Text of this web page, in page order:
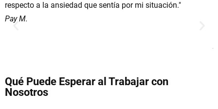
respecto a la ansiedad que sentía por mi situación."
Pay M.
Qué Puede Esperar al Trabajar con
Nosotros